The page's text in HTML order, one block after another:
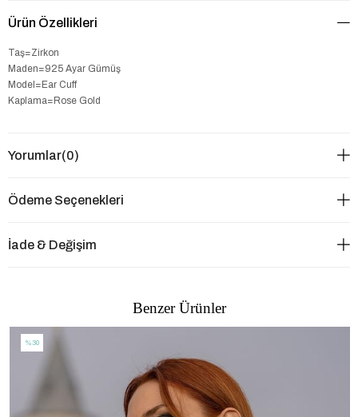
Ürün Özellikleri
Taş=Zirkon
Maden=925 Ayar Gümüş
Model=Ear Cuff
Kaplama=Rose Gold
Yorumlar(0)
Ödeme Seçenekleri
İade & Değişim
Benzer Ürünler
%30